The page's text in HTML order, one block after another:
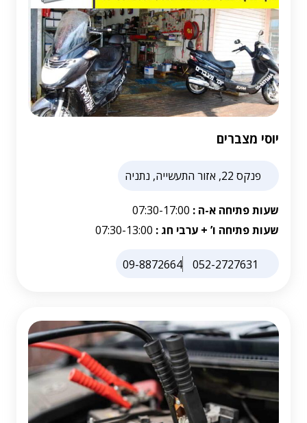
יוסי מצברים
פנקס 22, אזור התעשייה, נתניה
שעות פתיחה א-ה : 07:30-17:00
שעות פתיחה ו’ + ערבי חג : 07:30-13:00
052-2727631
09-8872664